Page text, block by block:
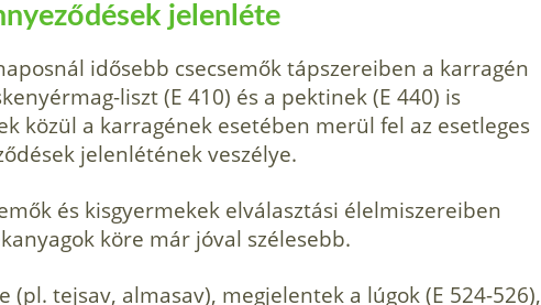
jelenléte
idősebb csecsemők tápszereiben a karragén
liszt (E 410) és a pektinek (E 440) is
közül a karragének esetében merül fel az esetleges
jelenlétének veszélye.
és kisgyermekek elválasztási élelmi­szereiben
köre már jóval szélesebb.
(pl. tejsav, almasav), megjelentek a lúgok (E 524-526),